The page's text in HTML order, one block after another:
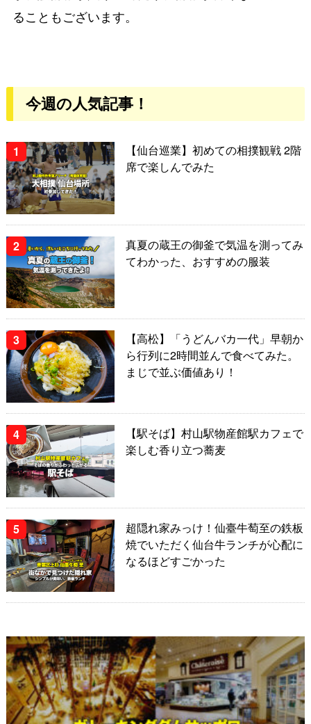
ることもございます。
今週の人気記事！
【仙台巡業】初めての相撲観戦 2階
席で楽しんでみた
真夏の蔵王の御釜で気温を測ってみ
てわかった、おすすめの服装
【高松】「うどんバカ一代」早朝か
ら行列に2時間並んで食べてみた。
まじで並ぶ価値あり！
【駅そば】村山駅物産館駅カフェで
楽しむ香り立つ蕎麦
超隠れ家みっけ！仙臺牛萄至の鉄板
焼でいただく仙台牛ランチが心配に
なるほどすごかった